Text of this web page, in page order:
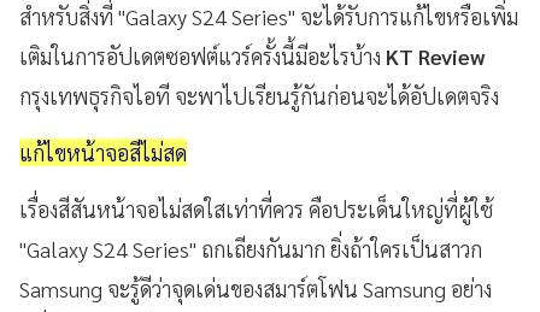
สำหรับสิ่งที่ "Galaxy S24 Series" จะได้รับการแก้ไขหรือเพิ่ม
เติมในการอัปเดตซอฟต์แวร์ครั้งนี้มีอะไรบ้าง KT Review
กรุงเทพธุรกิจไอที จะพาไปเรียนรู้กันก่อนจะได้อัปเดตจริง
แก้ไขหน้าจอสีไม่สด
เรื่องสีสันหน้าจอไม่สดใสเท่าที่ควร คือประเด็นใหญ่ที่ผู้ใช้
"Galaxy S24 Series" ถกเถียงกันมาก ยิ่งถ้าใครเป็นสาวก
Samsung จะรู้ดีว่าจุดเด่นของสมาร์ตโฟน Samsung อย่าง